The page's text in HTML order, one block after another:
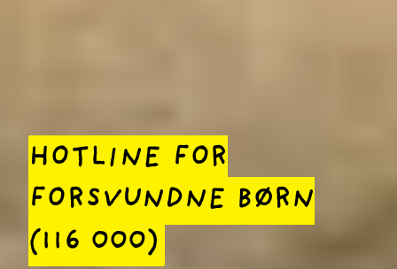
HOTLINE FOR
FORSVUNDNE BØRN
(116 000)